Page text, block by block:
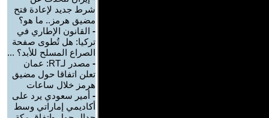
شرط جديد لإعادة فتح
مضيق هرمز.. ما هو؟
- القانون الإطاري في
تركيا: هل تُطوى صفحة
الصراع المسلح للأبد؟ ...
-
مصدر لـRT: عمان
تعلن اتفاقا حول مضيق
هرمز خلال ساعات
- أمير سعودي يرد على
أكاديمي إماراتي وسط